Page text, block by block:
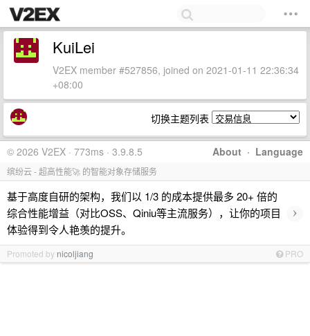
KuiLei
V2EX member #527856, joined on 2021-01-11 22:36:34
+08:00
切换主题列表
About · Language
© 2026 V2EX · 773ms · 3.9.8.5
缤纷云 - 超高性能🚀 的智能对象存储服务
基于高度自研的架构，我们以 1/3 的成本提供最多 20+ 倍的
综合性能增益（对比OSS、Qiniu等主流服务），让你的项目
体验得到令人艳羡的提升。
›
Promoted by nicoljiang PRO